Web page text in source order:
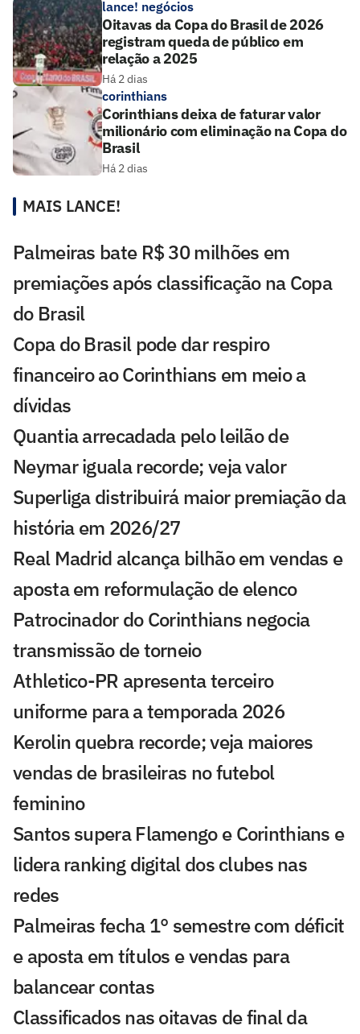
lance! negócios
Oitavas da Copa do Brasil de 2026
registram queda de público em
relação a 2025
Há 2 dias
corinthians
Corinthians deixa de faturar valor
milionário com eliminação na Copa do
Brasil
Há 2 dias
MAIS LANCE!
Palmeiras bate R$ 30 milhões em
premiações após classificação na Copa
do Brasil
Copa do Brasil pode dar respiro
financeiro ao Corinthians em meio a
dívidas
Quantia arrecadada pelo leilão de
Neymar iguala recorde; veja valor
Superliga distribuirá maior premiação da
história em 2026/27
Real Madrid alcança bilhão em vendas e
aposta em reformulação de elenco
Patrocinador do Corinthians negocia
transmissão de torneio
Athletico-PR apresenta terceiro
uniforme para a temporada 2026
Kerolin quebra recorde; veja maiores
vendas de brasileiras no futebol
feminino
Santos supera Flamengo e Corinthians e
lidera ranking digital dos clubes nas
redes
Palmeiras fecha 1° semestre com déficit
e aposta em títulos e vendas para
balancear contas
Classificados nas oitavas de final da